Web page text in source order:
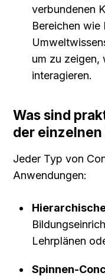
verbundenen
Bereichen wie
um zu zeigen,
interagieren.
Was sind
der
Jeder Typ von
Anwendungen:
Lehrplänen
Spinnen-